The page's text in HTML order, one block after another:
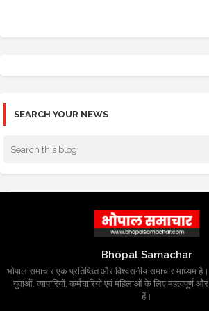
SEARCH YOUR NEWS
Bhopal Samachar
भोपाल समाचार एक प्रतिष्ठित और विश्वसनीय समाचार माध्यम है।
युवाओं, व्यापारियों, कर्मचारियों एवं महिलाओं के लिए महत्वपूर्ण
हैं।